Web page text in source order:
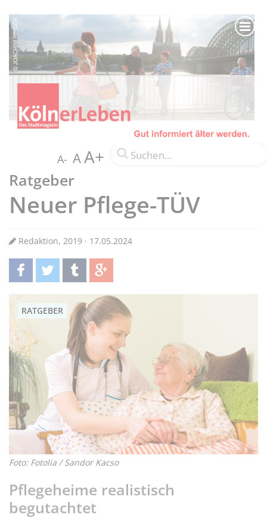
A- AA+
Ratgeber
Neuer Pflege-TÜV
Redaktion, 2019 · 17.05.2024
teilentwittern teilen teilen
RATGEBER
Foto: Fotolia / Sandor Kacso
Pflegeheime realistisch
begutachtet